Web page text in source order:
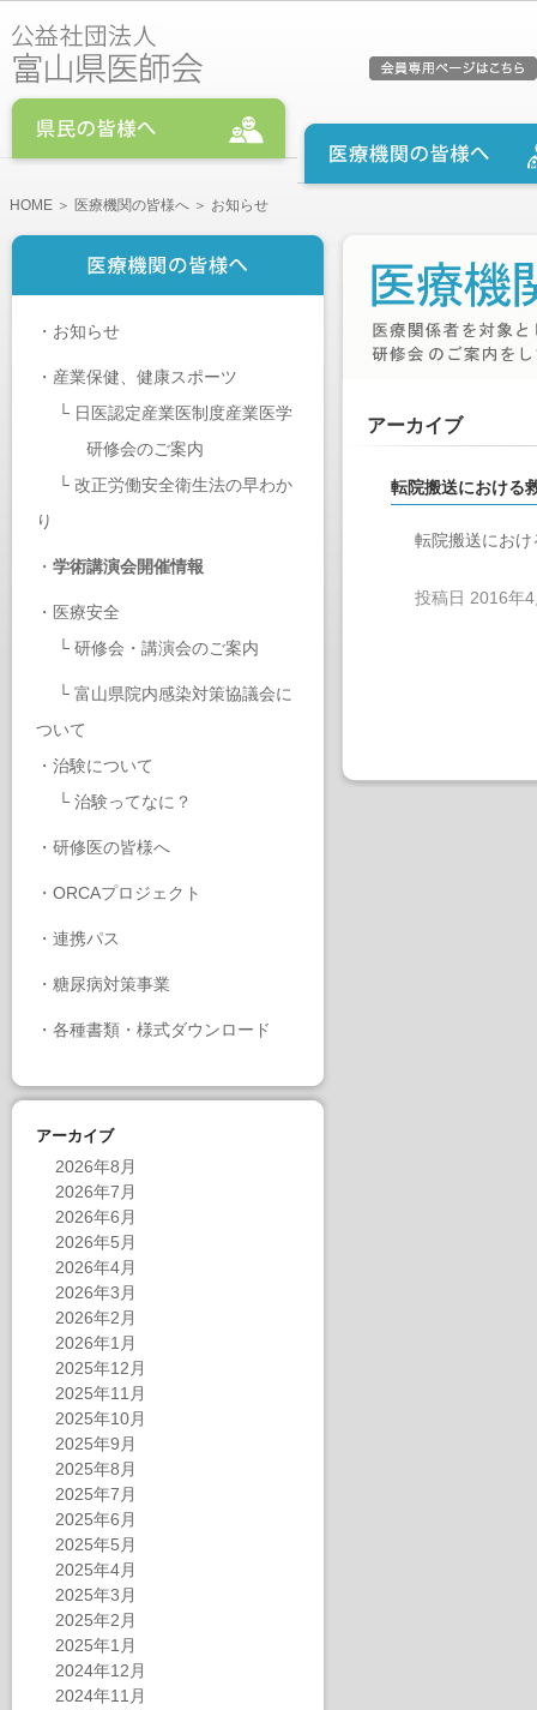
HOME ＞ 医療機関の皆様へ ＞ お知らせ
・ お知らせ
・ 産業保健、健康スポーツ
└ 日医認定産業医制度産業医学
研修会のご案内
└ 改正労働安全衛生法の早わか
り
・ 学術講演会開催情報
・ 医療安全
└ 研修会・講演会のご案内
└ 富山県院内感染対策協議会に
ついて
・ 治験について
└ 治験ってなに？
・ 研修医の皆様へ
・ ORCAプロジェクト
・ 連携パス
・ 糖尿病対策事業
・ 各種書類・様式ダウンロード
アーカイブ
2026年8月
2026年7月
2026年6月
2026年5月
2026年4月
2026年3月
2026年2月
2026年1月
2025年12月
2025年11月
2025年10月
2025年9月
2025年8月
2025年7月
2025年6月
2025年5月
2025年4月
2025年3月
2025年2月
2025年1月
2024年12月
2024年11月
アーカイブ
転院搬送における
転院搬送にお
投稿日 2016年